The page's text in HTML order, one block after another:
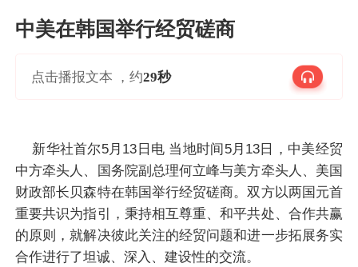
中美在韩国举行经贸磋商
点击播报文本 ，约29秒
新华社首尔5月13日电 当地时间5月13日，中美经贸
中方牵头人、国务院副总理何立峰与美方牵头人、美国
财政部长贝森特在韩国举行经贸磋商。双方以两国元首
重要共识为指引，秉持相互尊重、和平共处、合作共赢
的原则，就解决彼此关注的经贸问题和进一步拓展务实
合作进行了坦诚、深入、建设性的交流。